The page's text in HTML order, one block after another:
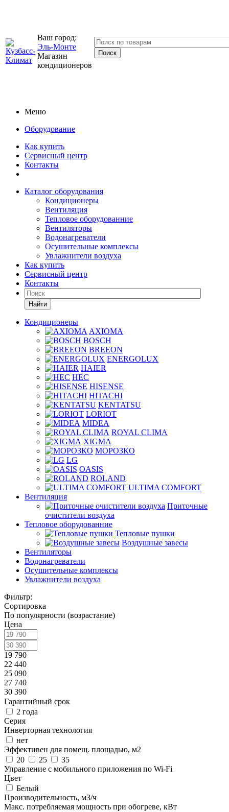
Ваш город:
Эль-Монте
Магазин
кондиционеров
Меню
Оборудование
Как купить
Сервисный центр
Контакты
Каталог оборудования
Кондиционеры
Вентиляция
Тепловое оборудованние
Вентиляторы
Водонагреватели
Осушительные комплексы
Увлажнители воздуха
Как купить
Сервисный центр
Контакты
Найти
Кондиционеры
AXIOMA
BOSCH
BREEON
ENERGOLUX
HAIER
HEC
HISENSE
HITACHI
KENTATSU
LORIOT
MIDEA
ROYAL CLIMA
XIGMA
МОРОЗКО
LG
OASIS
ROLAND
ULTIMA COMFORT
Вентиляция
Приточные
очистители воздуха
Тепловое оборудованние
Тепловые пушки
Воздушные завесы
Вентиляторы
Водонагреватели
Осушительные комплексы
Увлажнители воздуха
Фильтр:
Сортировка
По популярности (возрастание)
Цена
19 790
22 440
25 090
27 740
30 390
Гарантийный срок
2 года
Серия
Инверторная технология
нет
Эффективен для помещ. площадью, м2
20
25
35
Управление c мобильного приложения по Wi-Fi
Цвет
Белый
Производительность, м3/ч
Макс. потребляемая мощность при обогреве, кВт